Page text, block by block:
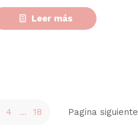
Leer más
4 ... 18 Pagina siguiente